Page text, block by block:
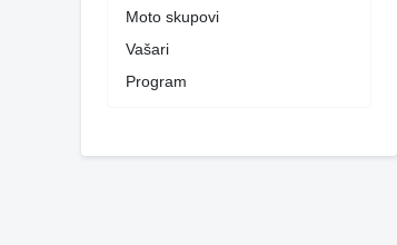
Moto skupovi
Vašari
Program